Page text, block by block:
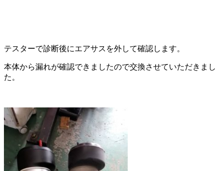
テスターで診断後にエアサスを外して確認します。
本体から漏れが確認できましたので交換させていただきまし
た。